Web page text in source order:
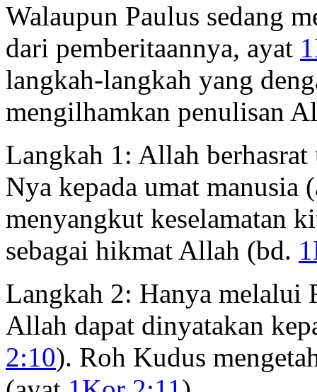
Walaupun Paulus sedang
dari pemberitaannya, ayat
langkah-langkah yang
mengilhamkan penulisan
Langkah 1: Allah
Nya kepada umat manusia
menyangkut keselamatan
sebagai hikmat Allah (bd.
Langkah 2: Hanya melalui
Allah dapat dinyatakan
2:10). Roh Kudus